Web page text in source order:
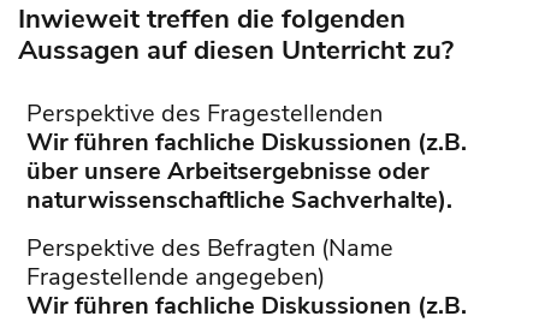
Inwieweit treffen die folgenden
Aussagen auf diesen Unterricht zu?
Perspektive des Fragestellenden
Wir führen fachliche Diskussionen (z.B.
über unsere Arbeitsergeb­nisse oder
naturwissenschaftliche Sachverhalte).
Perspektive des Befragten (Name
Fragestellende angegeben)
Wir führen fachliche Diskussionen (z.B.